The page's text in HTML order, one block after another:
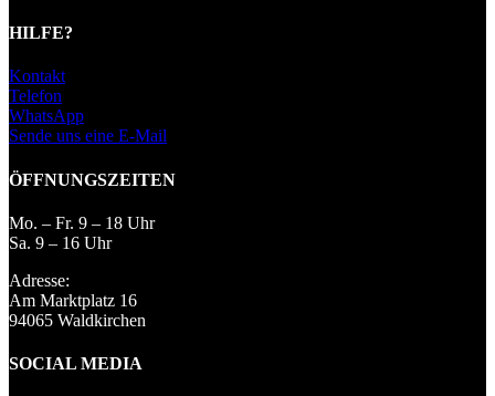
HILFE?
Kontakt
Telefon
WhatsApp
Sende uns eine E-Mail
ÖFFNUNGSZEITEN
Mo. – Fr. 9 – 18 Uhr
Sa. 9 – 16 Uhr
Adresse:
Am Marktplatz 16
94065 Waldkirchen
SOCIAL MEDIA